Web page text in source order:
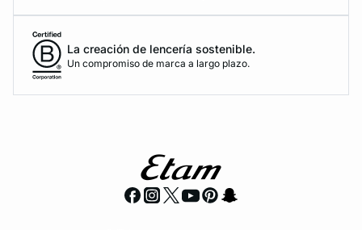
La creación de lencería sostenible.
Un compromiso de marca a largo plazo.